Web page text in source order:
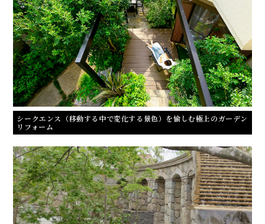
シークエンス（移動する中で変化する景色）を愉しむ極上のガーデン
リフォーム